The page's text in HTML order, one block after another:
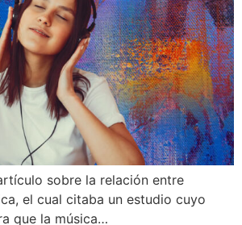
sobre la relación entre
el cual citaba un estudio cuyo
que la música…